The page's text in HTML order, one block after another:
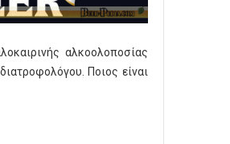
αλκοολοποσίας
Ποιος είναι